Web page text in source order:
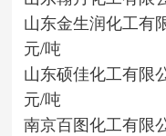
山东金生润化工有
元/吨
山东硕佳化工有限
元/吨
南京百图化工有限